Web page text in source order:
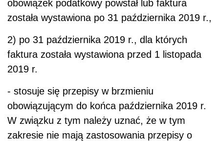
obowiązek podatkowy powstał lub faktura
została wystawiona po 31 października 2019 r.,
2) po 31 października 2019 r., dla których
faktura została wystawiona przed 1 listopada
2019 r.
- stosuje się przepisy w brzmieniu
obowiązującym do końca października 2019 r.
W związku z tym należy uznać, że w tym
zakresie nie mają zastosowania przepisy o